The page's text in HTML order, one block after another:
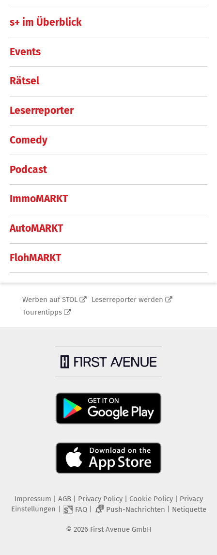
s+ im Überblick
Events
Rätsel
Leserreporter
Comedy
Podcast
ImmoMARKT
AutoMARKT
FlohMARKT
Werben auf STOL
Leserreporter werden
Tourentipps
Impressum AGB Privacy Policy| Cookie Policy| Privacy
Einstellungen
FAQ| 2 Push-Nachrichten Netiquette
© 2026 First Avenue GmbH